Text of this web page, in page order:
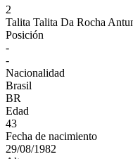
2
Talita Talita Da Rocha
Posición
-
-
Nacionalidad
Brasil
BR
Edad
43
Fecha de nacimiento
29/08/1982